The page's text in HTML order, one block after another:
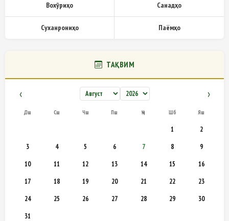
Вохӯриҳо Санадҳо
Суханрониҳо Паёмҳо
ТАҚВИМ
‹ ›
Дш Сш Чш Пш Ҷм Шб Яш
1
2
3
4 5 6 7 8
9
10
11 12 13 14 15
16
17
18 19 20 21 22
23
24
25 26 27 28 29
30
31